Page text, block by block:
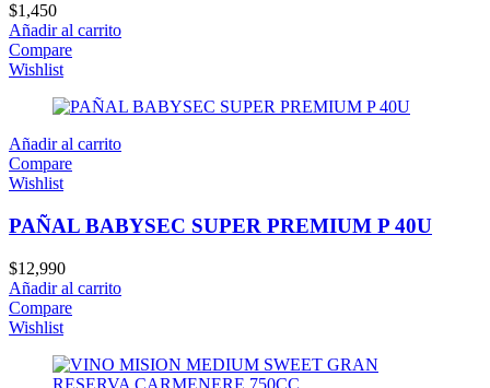
$1,450
Añadir al carrito
Compare
Wishlist
Añadir al carrito
Compare
Wishlist
PAÑAL BABYSEC SUPER PREMIUM P 40U
$12,990
Añadir al carrito
Compare
Wishlist